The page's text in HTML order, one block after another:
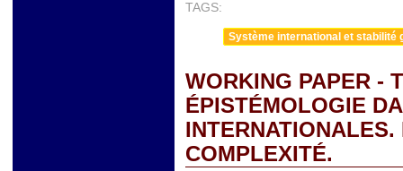
TAGS:
Système international et stabilité
WORKING PAPER -
ÉPISTÉMOLOGIE
COMPLEXITÉ.